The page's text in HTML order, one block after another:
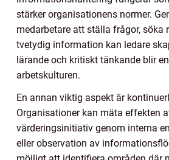
stärker organisationens normer.
medarbetare att ställa frågor, söka
tvetydig information kan ledare
lärande och kritiskt tänkande blir
arbetskulturen.
En annan viktig aspekt är
Organisationer kan mäta effekten
värderingsinitiativ genom interna
eller observation av